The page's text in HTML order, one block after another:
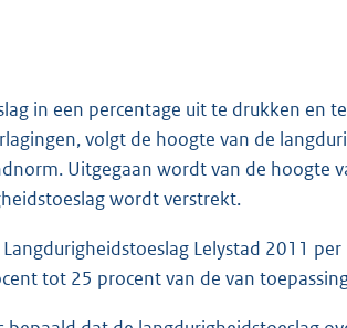
in een percentage uit te drukken en
volgt de hoogte van de
Uitgegaan wordt van de hoogte
wordt verstrekt.
Lelystad 2011
tot 25 procent van de van